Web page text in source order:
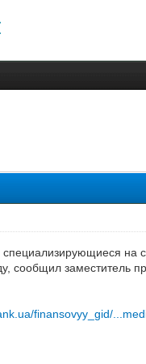
на
сообщил заместитель
finansovyy_gid/